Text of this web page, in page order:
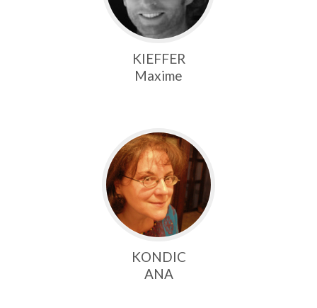
KIEFFER
Maxime
KONDIC
ANA